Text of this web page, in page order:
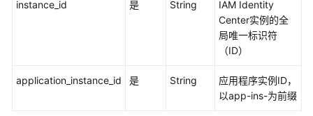
实
instance_id 是 String
IAM Identity
Center实例的全
局唯一标识符
（ID）
application_instance_id 是 String
应用程序实例ID，
以app-ins-为前缀